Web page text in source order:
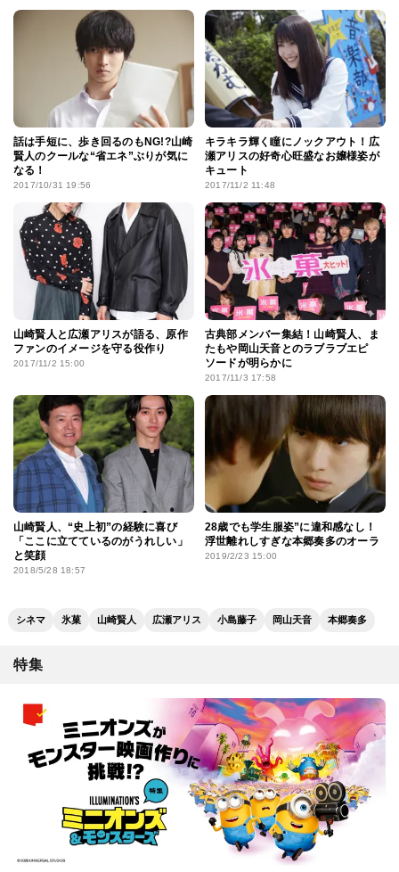
話は手短に、歩き回るのもNG!?山崎
賢人のクールな“省エネ”ぶりが気に
なる！
2017/10/31 19:56
キラキラ輝く瞳にノックアウト！広
瀬アリスの好奇心旺盛なお嬢様姿が
キュート
2017/11/2 11:48
山崎賢人と広瀬アリスが語る、原作
ファンのイメージを守る役作り
2017/11/2 15:00
古典部メンバー集結！山崎賢人、ま
たもや岡山天音とのラブラブエピ
ソードが明らかに
2017/11/3 17:58
山崎賢人、“史上初”の経験に喜び
「ここに立てているのがうれしい」
と笑顔
2018/5/28 18:57
28歳でも学生服姿”に違和感なし！
浮世離れしすぎな本郷奏多のオーラ
2019/2/23 15:00
シネマ 氷菓 山崎賢人 広瀬アリス 小島藤子 岡山天音 本郷奏多
特集